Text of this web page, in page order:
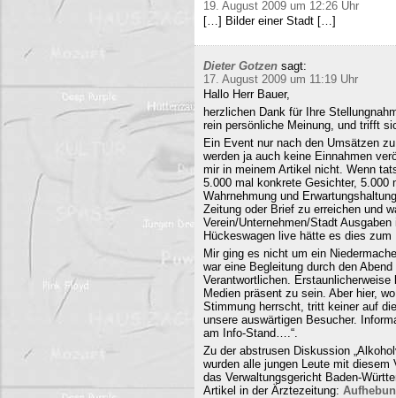
19. August 2009 um 12:26 Uhr
[…] Bilder einer Stadt […]
Dieter Gotzen sagt:
17. August 2009 um 11:19 Uhr
Hallo Herr Bauer,
herzlichen Dank für Ihre
rein persönliche Meinung, und trifft
Ein Event nur nach den Umsätzen
werden ja auch keine Einnahmen
mir in meinem Artikel nicht. Wenn
5.000 mal konkrete Gesichter, 5.000
Wahrnehmung und
Zeitung oder Brief zu erreichen und
Verein/Unternehmen/Stadt
Hückeswagen live hätte es dies zum
Mir ging es nicht um ein
war eine Begleitung durch den
Verantwortlichen.
Medien präsent zu sein. Aber hier,
Stimmung herrscht, tritt keiner auf
unsere auswärtigen Besucher.
am Info-Stand….“.
Zu der abstrusen Diskussion
wurden alle jungen Leute mit
das Verwaltungsgericht Baden-
Artikel in der Ärztezeitung: